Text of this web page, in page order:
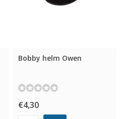
Bobby helm Owen
€4,30